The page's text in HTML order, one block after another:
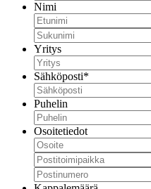
Nimi
Yritys
Sähköposti*
Puhelin
Osoitetiedot